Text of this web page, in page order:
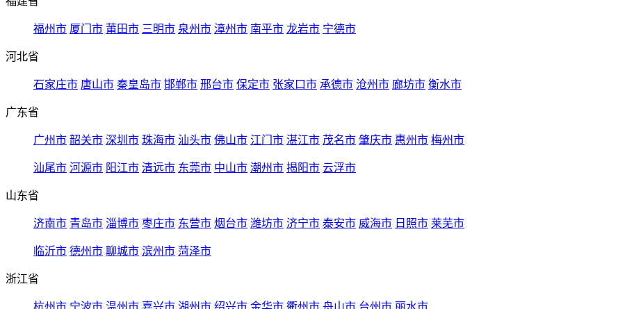
福州市 厦门市 莆田市 三明市 泉州市 漳州市 南平市 龙岩市 宁德市
河北省
石家庄市 唐山市 秦皇岛市 邯郸市 邢台市 保定市 张家口市 承德市 沧州市 廊坊市 衡水市
广东省
广州市 韶关市 深圳市 珠海市 汕头市 佛山市 江门市 湛江市 茂名市 肇庆市 惠州市 梅州市
汕尾市 河源市 阳江市 清远市 东莞市 中山市 潮州市 揭阳市 云浮市
山东省
济南市 青岛市 淄博市 枣庄市 东营市 烟台市 潍坊市 济宁市 泰安市 威海市 日照市 莱芜市
临沂市 德州市 聊城市 滨州市 菏泽市
浙江省
杭州市 宁波市 温州市 嘉兴市 湖州市 绍兴市 金华市 衢州市 舟山市 台州市 丽水市